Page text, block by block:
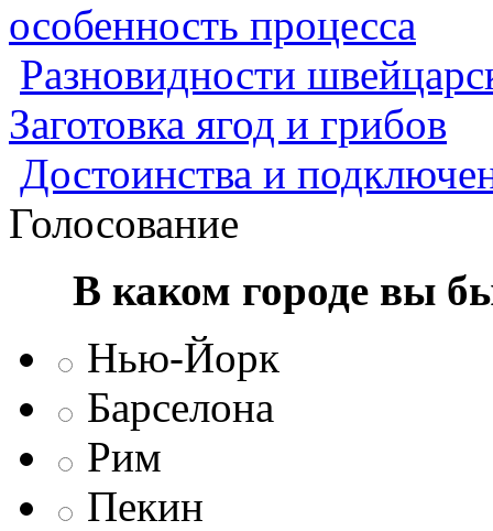
особенность процесса
Разновидности
Заготовка ягод и грибов
Достоинства и
Голосование
В каком городе вы
Нью-Йорк
Барселона
Рим
Пекин